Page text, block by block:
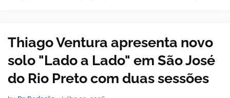
Thiago Ventura apresenta novo
solo "Lado a Lado" em São José
do Rio Preto com duas sessões